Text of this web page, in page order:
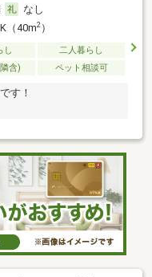
なし
（40m2）
し
二人暮らし
含) ペット相談可
す！